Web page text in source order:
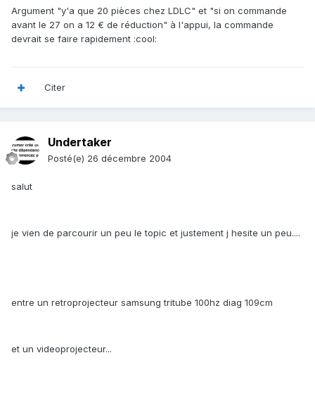
Argument "y'a que 20 pièces chez LDLC" et "si on commande
avant le 27 on a 12 € de réduction" à l'appui, la commande
devrait se faire rapidement :cool:
Citer
Undertaker
Posté(e) 26 décembre 2004
salut
je vien de parcourir un peu le topic et justement j hesite un peu....
entre un retroprojecteur samsung tritube 100hz diag 109cm
et un videoprojecteur...